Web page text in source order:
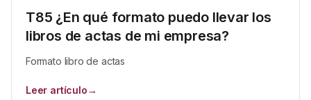
T85 ¿En qué formato puedo llevar los
libros de actas de mi empresa?
Formato libro de actas
Leer artículo→